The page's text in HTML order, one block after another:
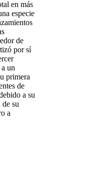
en más
especie
de
por sí
un
primera
de
a su
su
a